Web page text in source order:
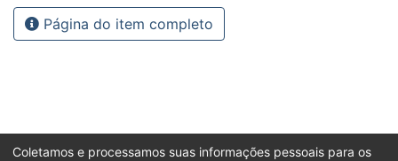
Página do item completo
Coletamos e processamos suas informações pessoais para os